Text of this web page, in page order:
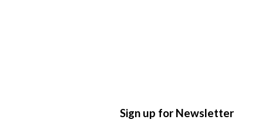
Sign up for Newsletter